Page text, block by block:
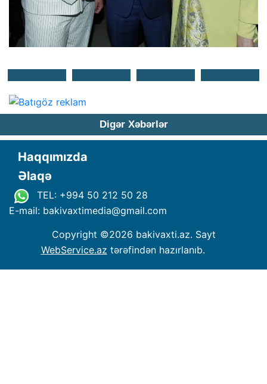
Digər Xəbərlər
Haqqımızda
Əlaqə
TEL: +994 50 212 50 28
E-mail: bakivaxtimedia@gmail.com
Copyright ©2026 bakivaxti.az. Sayt
WebService.az tərəfindən hazırlanıb.